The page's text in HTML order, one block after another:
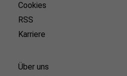
Cookies
RSS
Karriere
Über uns